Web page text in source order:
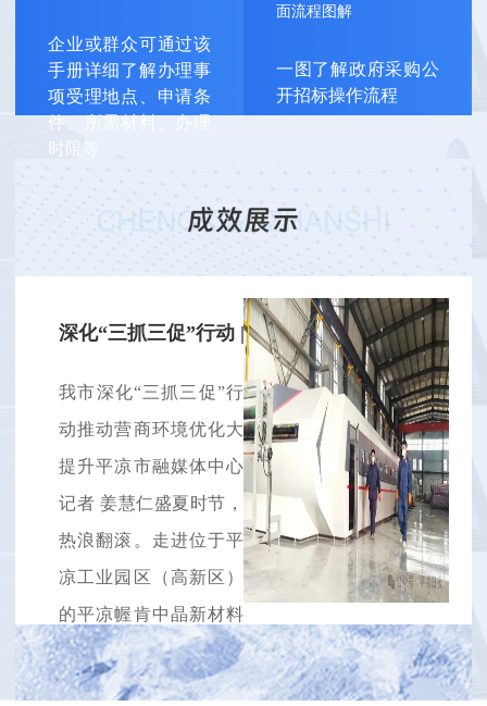
企业或群众可通过该
手册详细了解办理事
项受理地点、申请条
件、所需材料、办理
时限等
面流程图解
一图了解政府采购公
开招标操作流程
深化“三抓三促”行动 | 我市深化“三抓...
我市深化“三抓三促”行
动推动营商环境优化大
提升平凉市融媒体中心
记者 姜慧仁盛夏时节，
热浪翻滚。走进位于平
凉工业园区（高新区）
的平凉幄肯中晶新材料
有限公司，只见高铁车
厢般的防尘仓内，机器